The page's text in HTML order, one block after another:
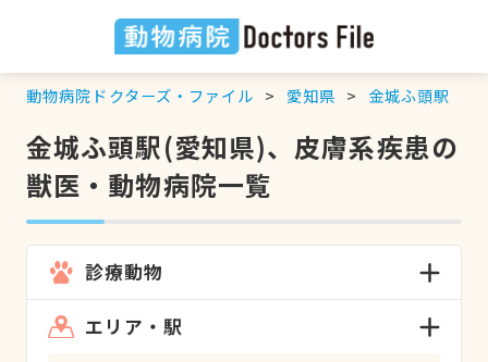
動物病院ドクターズ・ファイル 愛知県 金城ふ頭駅
金城ふ頭駅(愛知県)、皮膚系疾患の
獣医・動物病院一覧
診療動物
エリア・駅